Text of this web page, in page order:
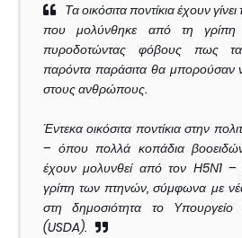
Τα οικόσιτα ποντίκια έχουν
που μολύνθηκε από τη
πυροδοτώντας φόβους πως
παρόντα παράσιτα θα μπορούσαν
στους ανθρώπους.
Έντεκα οικόσιτα ποντίκια στην
– όπου πολλά κοπάδια
έχουν μολυνθεί από τον Η5Ν1 –
γρίπη των πτηνών, σύμφωνα με
στη δημοσιότητα το
(USDA).